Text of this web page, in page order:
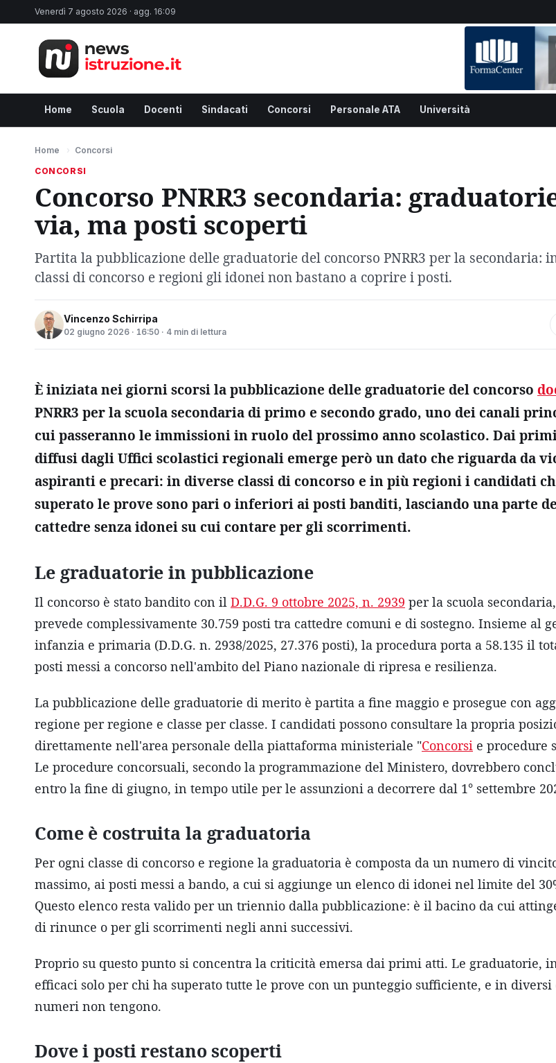
Venerdì 7 agosto 2026 · agg. 16:09
Home Scuola Docenti Sindacati Concorsi Personale ATA Università
Home › Concorsi
CONCORSI
Concorso PNRR3 secondaria:
via, ma posti scoperti
Partita la pubblicazione delle graduatorie del concorso PNRR3 per la secondaria:
classi di concorso e regioni gli idonei non bastano a coprire i posti.
Vincenzo Schirripa
02 giugno 2026 · 16:50 · 4 min di lettura
È iniziata nei giorni scorsi la pubblicazione delle graduatorie del concorso
PNRR3 per la scuola secondaria di primo e secondo grado, uno dei canali
cui passeranno le immissioni in ruolo del prossimo anno scolastico. Dai
diffusi dagli Uffici scolastici regionali emerge però un dato che riguarda da
aspiranti e precari: in diverse classi di concorso e in più regioni i candidati
superato le prove sono pari o inferiori ai posti banditi, lasciando una parte
cattedre senza idonei su cui contare per gli scorrimenti.
Le graduatorie in pubblicazione
Il concorso è stato bandito con il D.D.G. 9 ottobre 2025, n. 2939 per la scuola
prevede complessivamente 30.759 posti tra cattedre comuni e di sostegno. Insieme al
infanzia e primaria (D.D.G. n. 2938/2025, 27.376 posti), la procedura porta a 58.135 il
posti messi a concorso nell'ambito del Piano nazionale di ripresa e resilienza.
La pubblicazione delle graduatorie di merito è partita a fine maggio e prosegue con
regione per regione e classe per classe. I candidati possono consultare la propria
direttamente nell'area personale della piattaforma ministeriale "Concorsi e procedure
Le procedure concorsuali, secondo la programmazione del Ministero, dovrebbero
entro la fine di giugno, in tempo utile per le assunzioni a decorrere dal 1° settembre
Come è costruita la graduatoria
Per ogni classe di concorso e regione la graduatoria è composta da un numero di
massimo, ai posti messi a bando, a cui si aggiunge un elenco di idonei nel limite del
Questo elenco resta valido per un triennio dalla pubblicazione: è il bacino da cui
di rinunce o per gli scorrimenti negli anni successivi.
Proprio su questo punto si concentra la criticità emersa dai primi atti. Le graduatorie,
efficaci solo per chi ha superato tutte le prove con un punteggio sufficiente, e in diversi
numeri non tengono.
Dove i posti restano scoperti